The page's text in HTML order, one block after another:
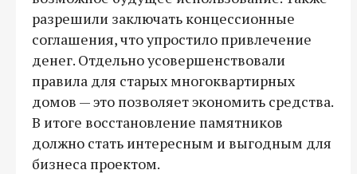
разрешили заключать концессионные
соглашения, что упростило привлечение
денег. Отдельно усовершенствовали
правила для старых многоквартирных
домов — это позволяет экономить средства.
В итоге восстановление памятников
должно стать интересным и выгодным для
бизнеса проектом.